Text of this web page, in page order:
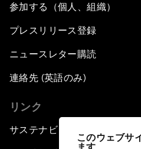
このウェブサ
ます
参加する（個人、組織）
プレスリリース登録
ニュースレター購読
連絡先 (英語のみ)
リンク
サステナビリティへの取り組み